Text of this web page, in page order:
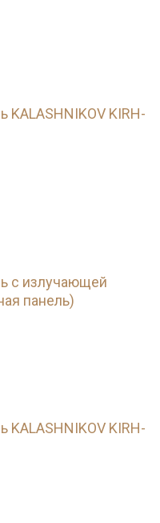
KALASHNIKOV KIRH-
с излучающей
панель)
KALASHNIKOV KIRH-